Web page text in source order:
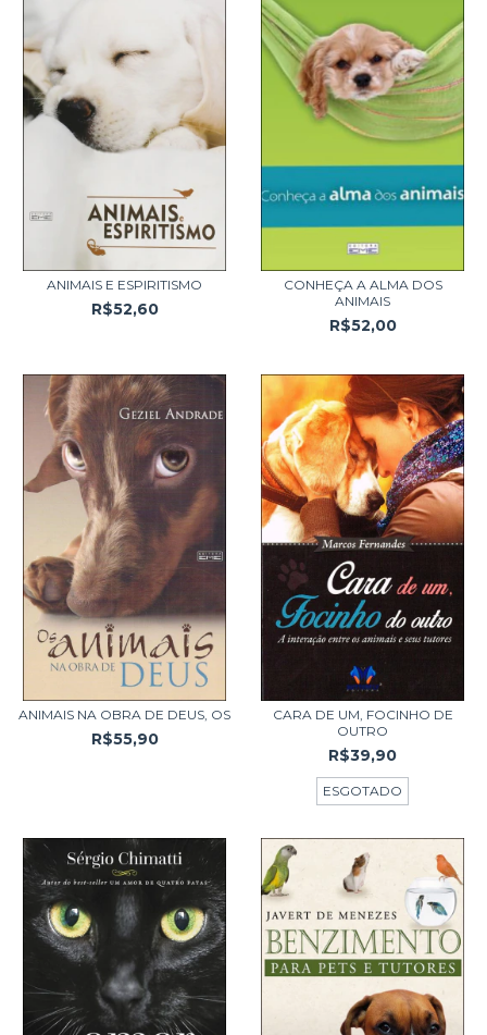
ANIMAIS E ESPIRITISMO
R$52,60
CONHEÇA A ALMA DOS
ANIMAIS
R$52,00
ANIMAIS NA OBRA DE DEUS, OS
R$55,90
CARA DE UM, FOCINHO DE
OUTRO
R$39,90
ESGOTADO